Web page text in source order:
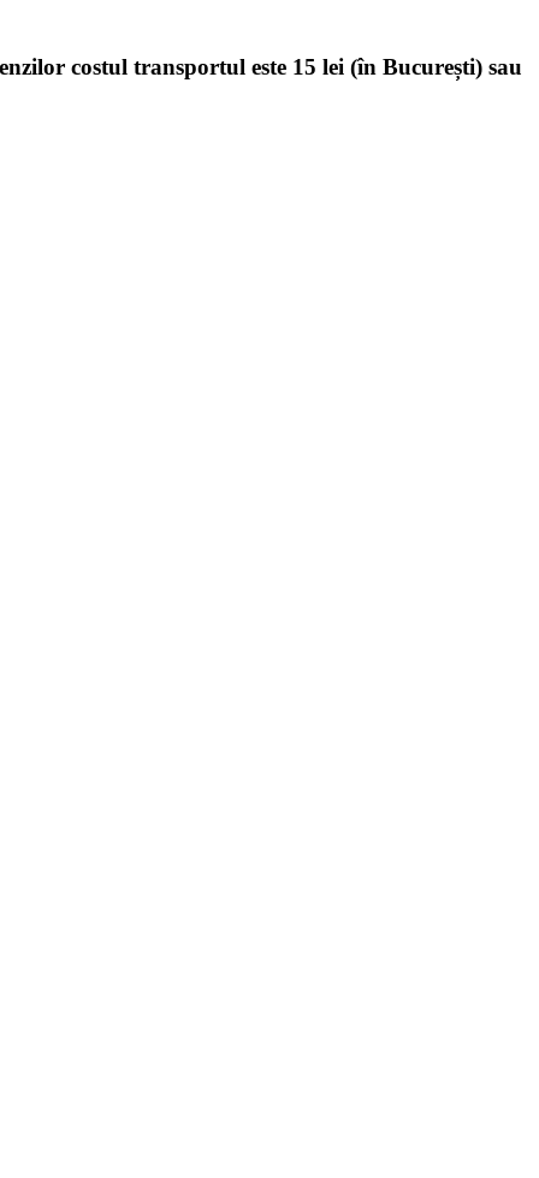
costul transportul este 15 lei (în București) sau